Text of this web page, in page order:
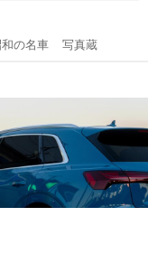
和の名車 写真蔵